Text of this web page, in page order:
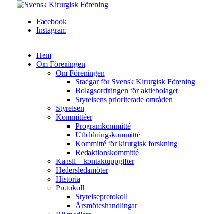
Facebook
Instagram
Hem
Om Föreningen
Om Föreningen
Stadgar för Svensk Kirurgisk Förening
Bolagsordningen för aktiebolaget
Styrelsens prioriterade områden
Styrelsen
Kommittéer
Programkommitté
Utbildningskommitté
Kommitté för kirurgisk forskning
Redaktionskommitté
Kansli – kontaktuppgifter
Hedersledamöter
Historia
Protokoll
Styrelseprotokoll
Årsmöteshandlingar